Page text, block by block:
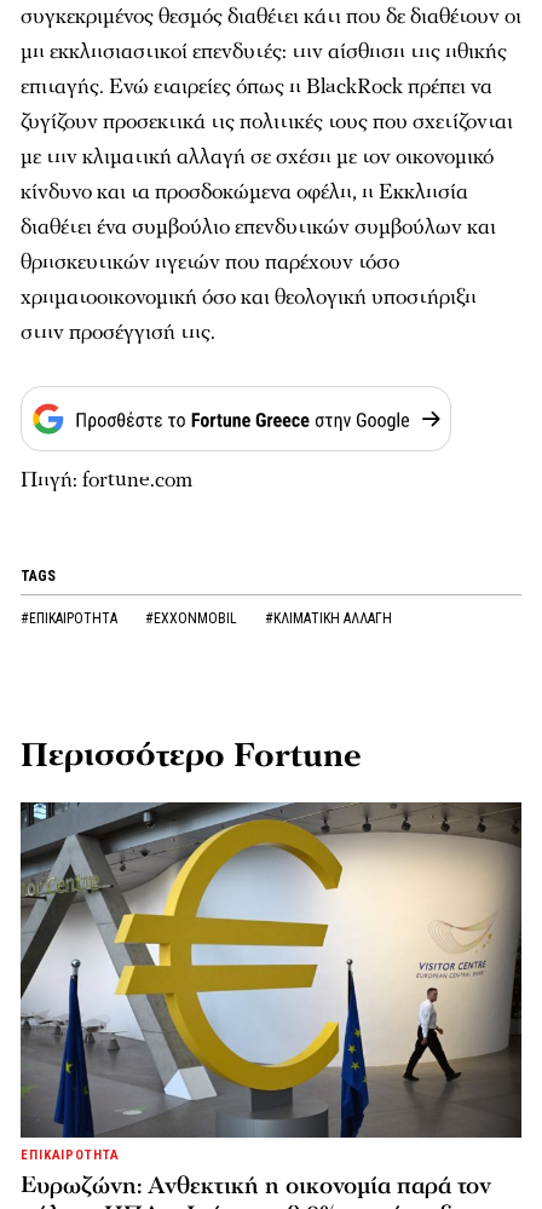
συγκεκριμένος θεσμός διαθέτει κάτι που δε διαθέτουν οι
μη εκκλησιαστικοί επενδυτές: την αίσθηση της ηθικής
επιταγής. Ενώ εταιρείες όπως η BlackRock πρέπει να
ζυγίζουν προσεκτικά τις πολιτικές τους που σχετίζονται
με την κλιματική αλλαγή σε σχέση με τον οικονομικό
κίνδυνο και τα προσδοκώμενα οφέλη, η Εκκλησία
διαθέτει ένα συμβούλιο επενδυτικών συμβούλων και
θρησκευτικών ηγετών που παρέχουν τόσο
χρηματοοικονομική όσο και θεολογική υποστήριξη
στην προσέγγισή της.
Πηγή: fortune.com
TAGS
#ΕΠΙΚΑΙΡΟΤΗΤΑ #EXXONMOBIL #ΚΛΙΜΑΤΙΚΗ ΑΛΛΑΓΗ
Περισσότερο Fortune
ΕΠΙΚΑΙΡΟΤΗΤΑ
Ευρωζώνη: Ανθεκτική η οικονομία παρά τον